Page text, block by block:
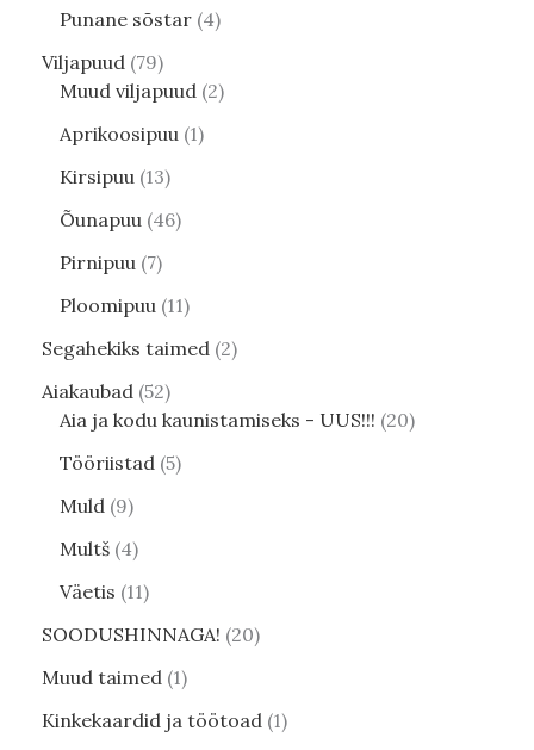
Punane sõstar 4
Viljapuud 79
Muud viljapuud 2
Aprikoosipuu 1
Kirsipuu 13
Õunapuu 46
Pirnipuu 7
Ploomipuu 11
Segahekiks taimed 2
Aiakaubad 52
Aia ja kodu kaunistamiseks - UUS!!! 20
Tööriistad 5
Muld 9
Multš 4
Väetis 11
SOODUSHINNAGA! 20
Muud taimed 1
Kinkekaardid ja töötoad 1